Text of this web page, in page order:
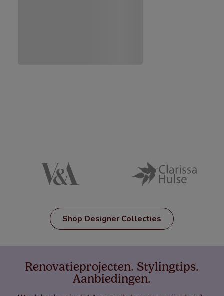
Shop Designer Collecties
Renovatieprojecten. Stylingtips.
Aanbiedingen.